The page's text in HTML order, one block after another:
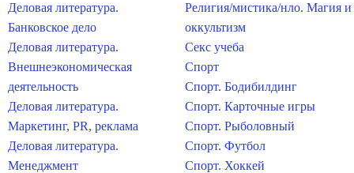
Деловая литература.
Банковское дело
Деловая литература.
Внешнеэкономическая
деятельность
Деловая литература.
Маркетинг, PR, реклама
Деловая литература.
Менеджмент
Религия/мистика/нло. Магия и
оккультизм
Секс учеба
Спорт
Спорт. Бодибилдинг
Спорт. Карточные игры
Спорт. Рыболовный
Спорт. Футбол
Спорт. Хоккей